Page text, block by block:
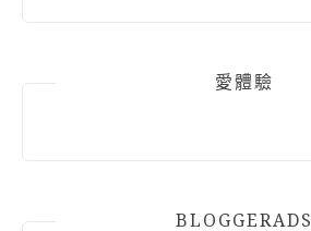
愛體驗
BLOGGERADS